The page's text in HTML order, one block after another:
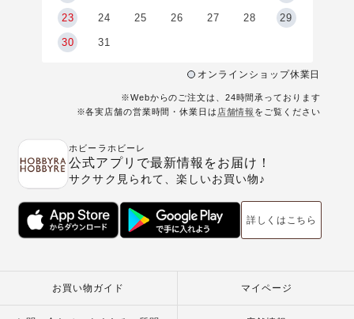
23 24 25 26 27 28 29
30 31
オンラインショップ休業日
※Webからのご注文は、24時間承っております
※各実店舗の営業時間・休業日は 店舗情報 をご覧ください
ホビーラホビーレ
公式アプリで最新情報をお届け！
サクサク見られて、楽しいお買い物♪
詳しくはこちら
お買い物ガイド マイページ